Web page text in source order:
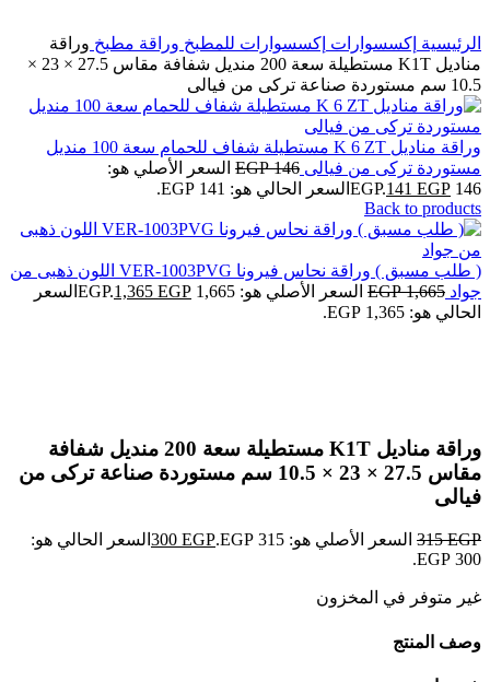
الرئيسية إكسسوارات إكسسوارات للمطبخ وراقة مطبخ وراقة
مناديل K1T مستطيلة سعة 200 منديل شفافة مقاس 27.5 × 23 ×
10.5 سم مستوردة صناعة تركى من فيالى
وراقة مناديل K 6 ZT مستطيلة شفاف للحمام سعة 100 منديل
مستوردة تركى من فيالى 146
EGP السعر الأصلي هو:
146 EGP.
141 EGP
السعر الحالي هو: 141 EGP.
Back to products
( طلب مسبق ) وراقة نحاس فيرونا VER-1003PVG اللون ذهبى من
جواد 1,665
EGP السعر الأصلي هو: 1,665 EGP. 1,365 EGP
السعر
الحالي هو: 1,365 EGP.
وراقة مناديل K1T مستطيلة سعة 200 منديل شفافة
مقاس 27.5 × 23 × 10.5 سم مستوردة صناعة تركى من
فيالى
315EGP السعر الأصلي هو: 315 EGP. 300 EGP
السعر الحالي هو:
300 EGP.
غير متوفر في المخزون
وصف المنتج